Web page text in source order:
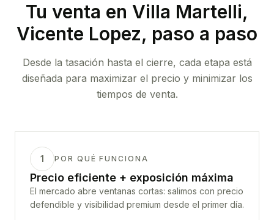
Tu venta en Villa Martelli,
Vicente Lopez, paso a paso
Desde la tasación hasta el cierre, cada etapa está
diseñada para maximizar el precio y minimizar los
tiempos de venta.
1 POR QUÉ FUNCIONA
Precio eficiente + exposición máxima
El mercado abre ventanas cortas: salimos con precio
defendible y visibilidad premium desde el primer día.